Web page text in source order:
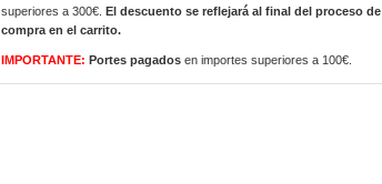
superiores a 300€.El descuento se reflejará al final del proceso de
compra en el carrito.
IMPORTANTE: Portes pagadosen importes superiores a 100€.